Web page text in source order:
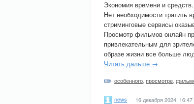
Экономия времени и средств.
Нет необходимости тратить
стриминговые сервисы
Просмотр фильмов онлайн
привлекательным для
образе жизни все больше
Читать дальше →
особенного просмотре
news 16 декабря 2024, 16:47